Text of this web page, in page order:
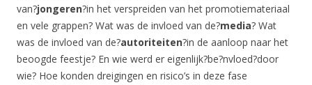
van?jongeren?in het verspreiden van het promotiemateriaal
en vele grappen? Wat was de invloed van de?media? Wat
was de invloed van de?autoriteiten?in de aanloop naar het
beoogde feestje? En wie werd er eigenlijk?be?nvloed?door
wie? Hoe konden dreigingen en risico’s in deze fase